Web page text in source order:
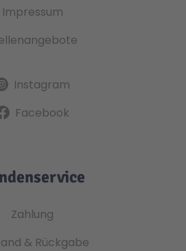
Impressum
Instagram
Facebook
Zahlung
& Rückgabe